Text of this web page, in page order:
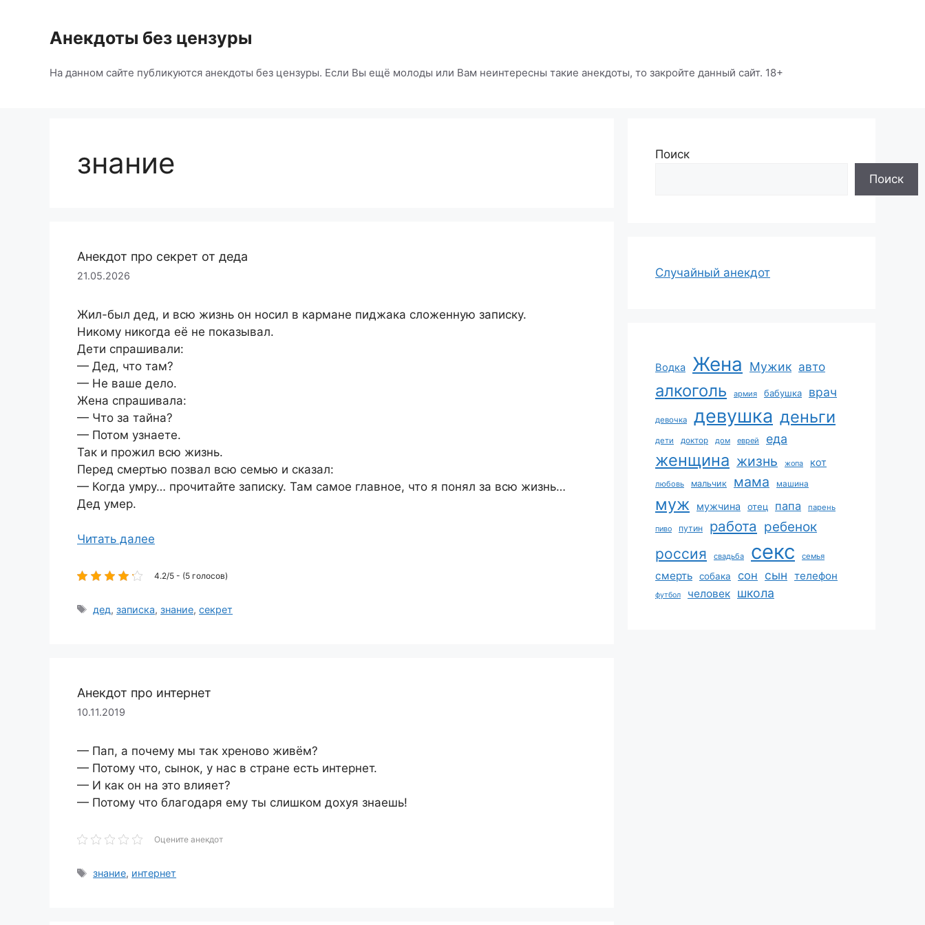
содержимомуАнекдоты без цензуры
На данном сайте публикуются анекдоты без цензуры. Если Вы ещё молоды или Вам неинтересны такие анекдоты, то закройте данный сайт. 18+
знание
Анекдот про секрет от деда
21.05.2026
Жил-был дед, и всю жизнь он носил в кармане пиджака сложенную записку.
Никому никогда её не показывал.
Дети спрашивали:
— Дед, что там?
— Не ваше дело.
Жена спрашивала:
— Что за тайна?
— Потом узнаете.
Так и прожил всю жизнь.
Перед смертью позвал всю семью и сказал:
— Когда умру… прочитайте записку. Там самое главное, что я понял за всю жизнь…
Дед умер.
Читать далее
4.2/5 - (5 голосов)
Метки
дед,записка,знание,секрет
Анекдот про интернет
10.11.2019
— Пап, а почему мы так хреново живём?
— Потому что, сынок, у нас в стране есть интернет.
— И как он на это влияет?
— Потому что благодаря ему ты слишком дохуя знаешь!
Оцените анекдот
Метки
знание, интернет
Поиск
Поиск
Случайный анекдот
Водка Жена Мужик авто
алкоголь армия бабушка врач
девочка девушка деньги
дети доктор дом еврей еда
женщина жизнь жопа кот
любовь мальчик мама машина
муж мужчина отец папа парень
пиво путин работа ребенок
россия свадьба секс семья
смерть собака сон сын телефон
футбол человек школа